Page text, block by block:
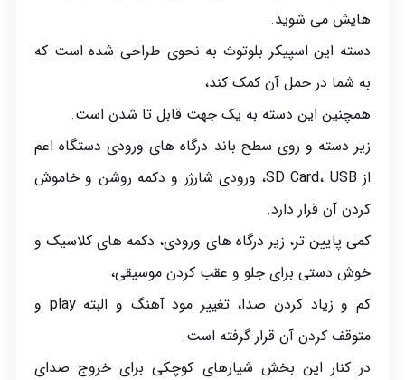
هایش می شوید.
دسته این اسپیکر بلوتوث به نحوی طراحی شده است که
به شما در حمل آن کمک کند،
همچنین این دسته به یک جهت قابل تا شدن است.
زیر دسته و روی سطح باند درگاه های ورودی دستگاه اعم
از SD Card، USB، ورودی شارژر و دکمه روشن و خاموش
کردن آن قرار دارد.
کمی پایین تر، زیر درگاه های ورودی، دکمه های کلاسیک و
خوش دستی برای جلو و عقب کردن موسیقی،
کم و زیاد کردن صدا، تغییر مود آهنگ و البته play و
متوقف کردن آن قرار گرفته است.
در کنار این بخش شیارهای کوچکی برای خروج صدای